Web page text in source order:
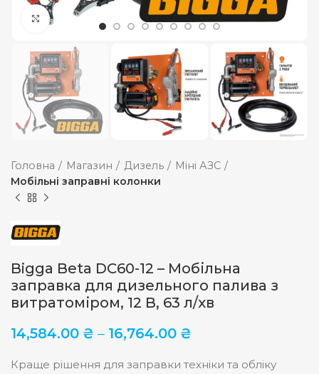
Збільшити
Головна Магазин Дизель
Міні АЗС
Мобільні заправні колонки
Bigga Beta DC60-12 – Мобільна
заправка для дизельного палива з
витратоміром, 12 В, 63 л/хв
14,584.00 ₴ – 16,764.00 ₴
Краще рішення для заправки техніки та обліку